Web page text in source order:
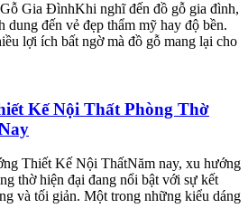
Gia ĐìnhKhi nghĩ đến đồ gỗ gia đình,
dung đến vẻ đẹp thẩm mỹ hay độ bền.
lợi ích bất ngờ mà đồ gỗ mang lại cho
Kế Nội Thất Phòng Thờ
Thiết Kế Nội ThấtNăm nay, xu hướng
thờ hiện đại đang nổi bật với sự kết
và tối giản. Một trong những kiểu dáng